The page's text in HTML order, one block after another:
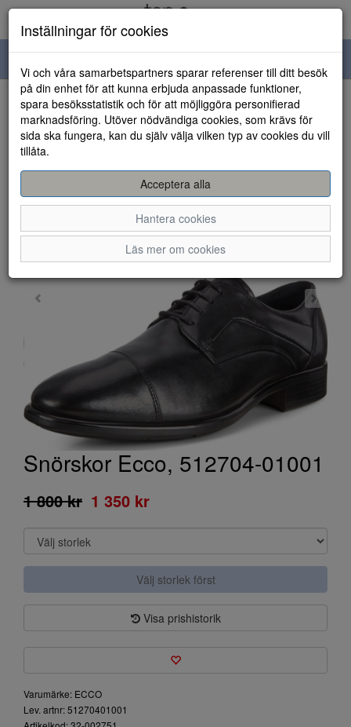
navigation
HEM
Snörskor Ecco, 512704-01001
1 800 kr 1 350 kr
Välj storlek först
Visa prishistorik
Varumärke: ECCO
Lev. artnr: 51270401001
Inställningar för cookies
Vi och våra samarbetspartners sparar referenser till ditt besök
på din enhet för att kunna erbjuda anpassade funktioner,
spara besöksstatistik och för att möjliggöra personifierad
marknadsföring. Utöver nödvändiga cookies, som krävs för
sida ska fungera, kan du själv välja vilken typ av cookies du vill
tillåta.
Acceptera alla
Hantera cookies
Läs mer om cookies